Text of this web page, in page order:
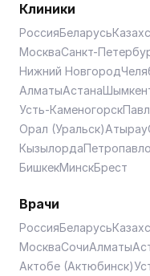
Клиники
РоссияБеларусь
МоскваСанкт-
Нижний Новгород
АлматыАстана
Усть-Каменогорск
Орал (Уральск)Атырау
Кызылорда
БишкекМинскБрест
Врачи
РоссияБеларусь
МоскваСочиАлматы
Актобе (Актюбинск)